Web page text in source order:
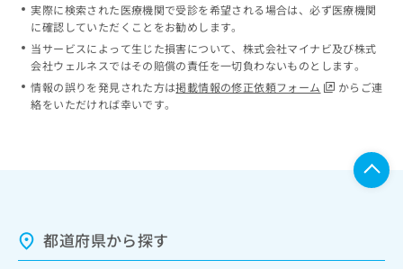
実際に検索された医療機関で受診を希望される場合は、必ず医療機関
に確認していただくことをお勧めします。
当サービスによって生じた損害について、株式会社マイナビ及び株式
会社ウェルネスではその賠償の責任を一切負わないものとします。
情報の誤りを発見された方は掲載情報の修正依頼フォーム
からご連
絡をいただければ幸いです。
都道府県から探す